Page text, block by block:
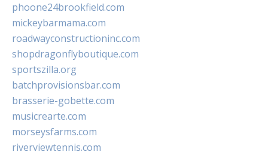
phoone24brookfield.com
mickeybarmama.com
roadwayconstructioninc.com
shopdragonflyboutique.com
sportszilla.org
batchprovisionsbar.com
brasserie-gobette.com
musicrearte.com
morseysfarms.com
riverviewtennis.com